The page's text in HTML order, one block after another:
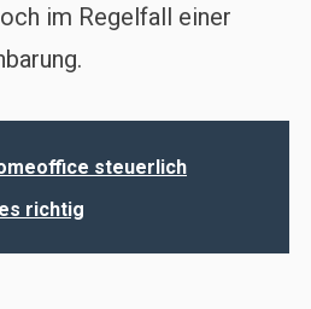
im Regelfall einer
steuerlich
richtig